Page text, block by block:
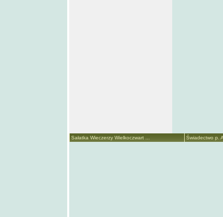
Sałatka Wieczerzy Wielkoczwart ... Świadectwo p.